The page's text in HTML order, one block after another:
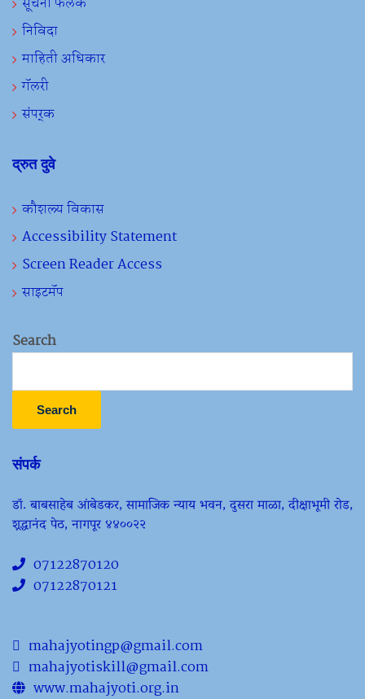
निविदा
माहिती अधिकार
गॅलरी
संपर्क
द्रुत दुवे
कौशल्य विकास
Accessibility Statement
Screen Reader Access
साइटमॅप
Search
Search
संपर्क
डॉ. बाबसाहेब आंबेडकर, सामाजिक न्याय भवन, दुसरा माळा, दीक्षाभूमी रोड,
श्रद्धानंद पेठ, नागपूर ४४००२२
07122870120
07122870121
mahajyotingp@gmail.com
mahajyotiskill@gmail.com
www.mahajyoti.org.in